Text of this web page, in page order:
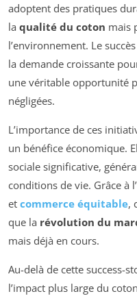
adoptent des pratiques
la qualité du coton mais
l’environnement. Le
la demande croissante
une véritable opportunité
négligées.
L’importance de ces
un bénéfice économique.
sociale significative,
conditions de vie. Grâce à
et commerce équitable,
que la révolution du
mais déjà en cours.
Au-delà de cette success-
l’impact plus large du